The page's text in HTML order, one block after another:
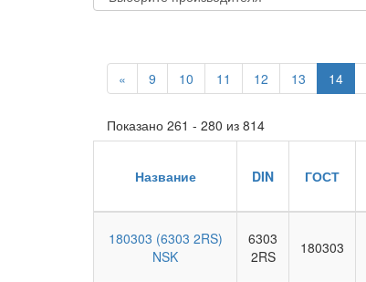
« 9 10 11 12 13 14
Показано 261 - 280 из 814
Название DIN ГОСТ
180303 (6303 2RS)
NSK
6303
2RS
180303